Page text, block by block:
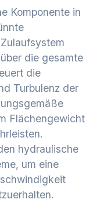
Komponente in
die gesamte
die
Turbulenz der
Flächengewicht
hydraulische
um eine